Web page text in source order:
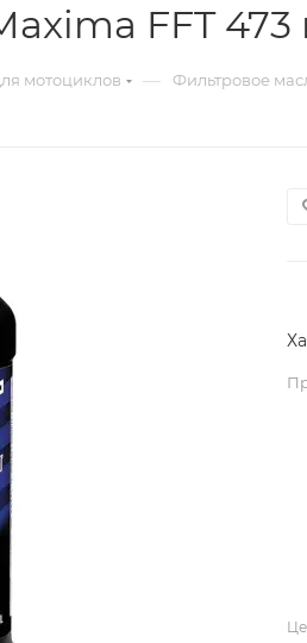
FFT 473
мотоциклов — Фильтровое